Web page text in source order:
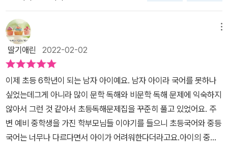
소설, 시, 시조, 수필 등다양한 갈래의 작품을 읽으면서 바른 독해 연
습을 할 수 있더라구요,차별화된 문학 독해 지문 구성과 지문 분석을
통한 바른 독해 훈련으로독해 연습을 하면서 배경지식, 어휘력까지
키워갈 수 있는 구성이예요.무료 스마트러닝인 지문 분석 강의를 이
용한 지문 분석 훈련을 통해바른 독해 학습을 할 수 있어서 매일 알차
게 독해 연습하고 있어요.​​​겨울방학 바른 독해의 시작 빠작으로 독해
연습 꾸준하게 하고 있어요.겨울방학을 이용해서 <빠작 초등 국어 문
학 독해>와 <빠작 초등 국어 비문학 독해>로문학과 비문학 모두를
꽉 잡아가고 있답니다.문학 작품을 읽고 내용을 정확하게 이해하는
지문 분석 훈련을 통해바른 독해 연습을 하고 있답니다.문학은 갈래
른 독해를 시작해요~
하는 것이시대적 배경의 문학 작품을 읽으면서첫째의 감상은 재미없
다였습니다.잘 모르기에 흐름을 파악하기가 쉽지 않아집중하기 쉽지
않았던거죠.빠작 초등 국어 문학 독해 6단계현대 소설, 시, 고전 소설,
수필, 외국 소설, 시나리오등5~6학년 필수 작품 20편을 엄선해서구
조화된 지문 독해 문제를 통해바른 독해 훈련을 합니다.첫 진행은 소
설 부분입니다.소설 01 동백꽃이 책의 최고의 강점중의 하나인무료
스마트러닝지문 분석 강의를 제공합니다.시대적 배경과 이야기 흐름
을 제대로 파악해야작품 주제를 파악할 수 있습니다.현재 사용하지
않는 단어나한자어를 제대로 파악하는 것도 중요하네요.마름이나 소
작권을 잘 몰라서이거 건물주야라고 물어서 빵터진..갈 길이 뭐네요
딸기애린 2022-02-02
이제 초등 6학년이 되는 남자 아이예요. 남자 아이라 국어를 못하나
싶었는데그게 아니라 많이 문학 독해와 비문학 독해 문제에 익숙하지
않아서 그런 것 같아서 초등독해문제집을 꾸준히 풀고 있었어요. 주
변 예비 중학생을 가진 학부모님들 이야기를 들으니 초등국어와 중등
국어는 너무나 다르다면서 아이가 어려워한다더라고요.아이의 중등